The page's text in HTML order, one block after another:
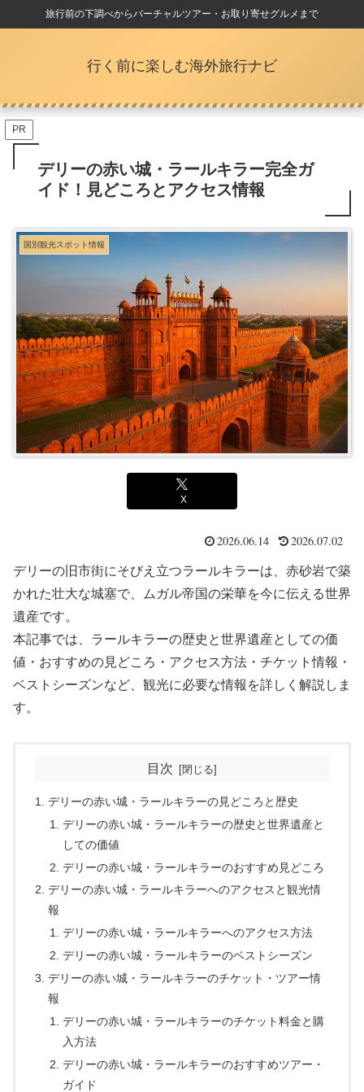
旅行前の下調べからバーチャルツアー・お取り寄せグルメまで
行く前に楽しむ海外旅行ナビ
PR
デリーの赤い城・ラールキラー完全ガ
イド！見どころとアクセス情報
国別観光スポット情報
X
2026.06.14 2026.07.02
デリーの旧市街にそびえ立つラールキラーは、赤砂岩で築
かれた壮大な城塞で、ムガル帝国の栄華を今に伝える世界
遺産です。
本記事では、ラールキラーの歴史と世界遺産としての価
値・おすすめの見どころ・アクセス方法・チケット情報・
ベストシーズンなど、観光に必要な情報を詳しく解説しま
す。
目次
デリーの赤い城・ラールキラーの見どころと歴史
デリーの赤い城・ラールキラーの歴史と世界遺産と
しての価値
デリーの赤い城・ラールキラーのおすすめ見どころ
デリーの赤い城・ラールキラーへのアクセスと観光情
報
デリーの赤い城・ラールキラーへのアクセス方法
デリーの赤い城・ラールキラーのベストシーズン
デリーの赤い城・ラールキラーのチケット・ツアー情
報
デリーの赤い城・ラールキラーのチケット料金と購
入方法
デリーの赤い城・ラールキラーのおすすめツアー・
ガイド